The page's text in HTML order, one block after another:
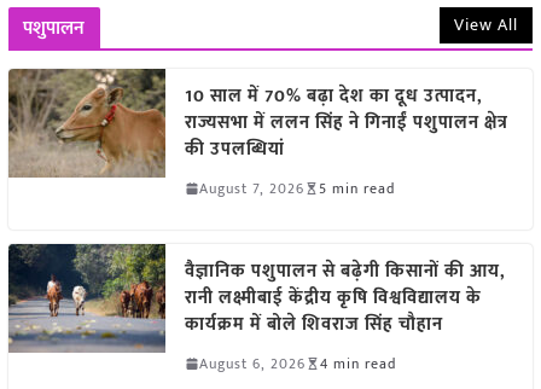
पशुपालन View All
10 साल में 70% बढ़ा देश का दूध उत्पादन,
राज्यसभा में ललन सिंह ने गिनाईं पशुपालन क्षेत्र
की उपलब्धियां
August 7, 2026 5 min read
वैज्ञानिक पशुपालन से बढ़ेगी किसानों की आय,
रानी लक्ष्मीबाई केंद्रीय कृषि विश्वविद्यालय के
कार्यक्रम में बोले शिवराज सिंह चौहान
August 6, 2026 4 min read